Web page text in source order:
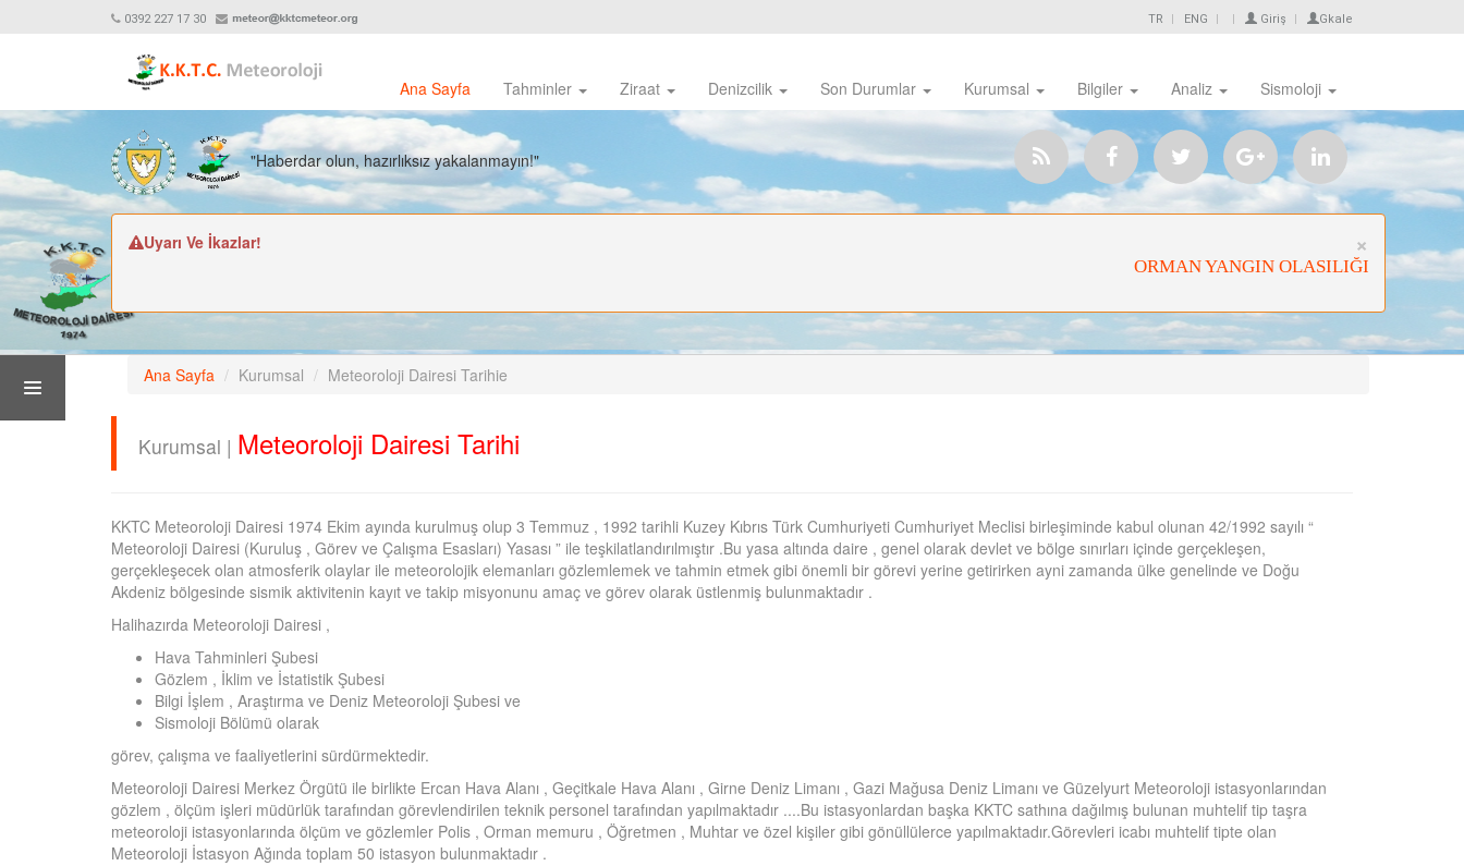
0392 227 17 30 TR ENG Giriş Gkale
Ana Sayfa Tahminler Ziraat Denizcilik Son Durumlar Kurumsal Bilgiler Analiz Sismoloji
"Haberdar olun, hazırlıksız yakalanmayın!"
× Close
Uyarı Ve İkazlar!
ORMAN YANGIN OLASILIĞI ÇOK
Ana Sayfa Kurumsal Meteoroloji Dairesi Tarihie
Kurumsal | Meteoroloji Dairesi Tarihi
KKTC Meteoroloji Dairesi 1974 Ekim ayında kurulmuş olup 3 Temmuz , 1992 tarihli Kuzey Kıbrıs Türk Cumhuriyeti Cumhuriyet Meclisi birleşiminde kabul olunan 42/1992 sayılı “
Meteoroloji Dairesi (Kuruluş , Görev ve Çalışma Esasları) Yasası ” ile teşkilatlandırılmıştır .Bu yasa altında daire , genel olarak devlet ve bölge sınırları içinde gerçekleşen,
gerçekleşecek olan atmosferik olaylar ile meteorolojik elemanları gözlemlemek ve tahmin etmek gibi önemli bir görevi yerine getirirken ayni zamanda ülke genelinde ve Doğu
Akdeniz bölgesinde sismik aktivitenin kayıt ve takip misyonunu amaç ve görev olarak üstlenmiş bulunmaktadır .
Halihazırda Meteoroloji Dairesi ,
Hava Tahminleri Şubesi
Gözlem , İklim ve İstatistik Şubesi
Bilgi İşlem , Araştırma ve Deniz Meteoroloji Şubesi ve
Sismoloji Bölümü olarak
görev, çalışma ve faaliyetlerini sürdürmektedir.
Meteoroloji Dairesi Merkez Örgütü ile birlikte Ercan Hava Alanı , Geçitkale Hava Alanı , Girne Deniz Limanı , Gazi Mağusa Deniz Limanı ve Güzelyurt Meteoroloji istasyonlarından
gözlem , ölçüm işleri müdürlük tarafından görevlendirilen teknik personel tarafından yapılmaktadır ....Bu istasyonlardan başka KKTC sathına dağılmış bulunan muhtelif tip taşra
meteoroloji istasyonlarında ölçüm ve gözlemler Polis , Orman memuru , Öğretmen , Muhtar ve özel kişiler gibi gönüllülerce yapılmaktadır.Görevleri icabı muhtelif tipte olan
Meteoroloji İstasyon Ağında toplam 50 istasyon bulunmaktadır .